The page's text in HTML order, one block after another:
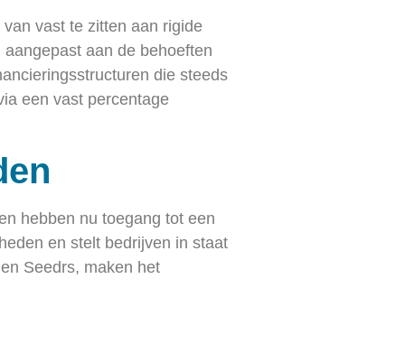
vast te zitten aan rigide
aan de behoeften
die steeds
een vast percentage
hebben nu toegang tot een
en stelt bedrijven in staat
Seedrs, maken het